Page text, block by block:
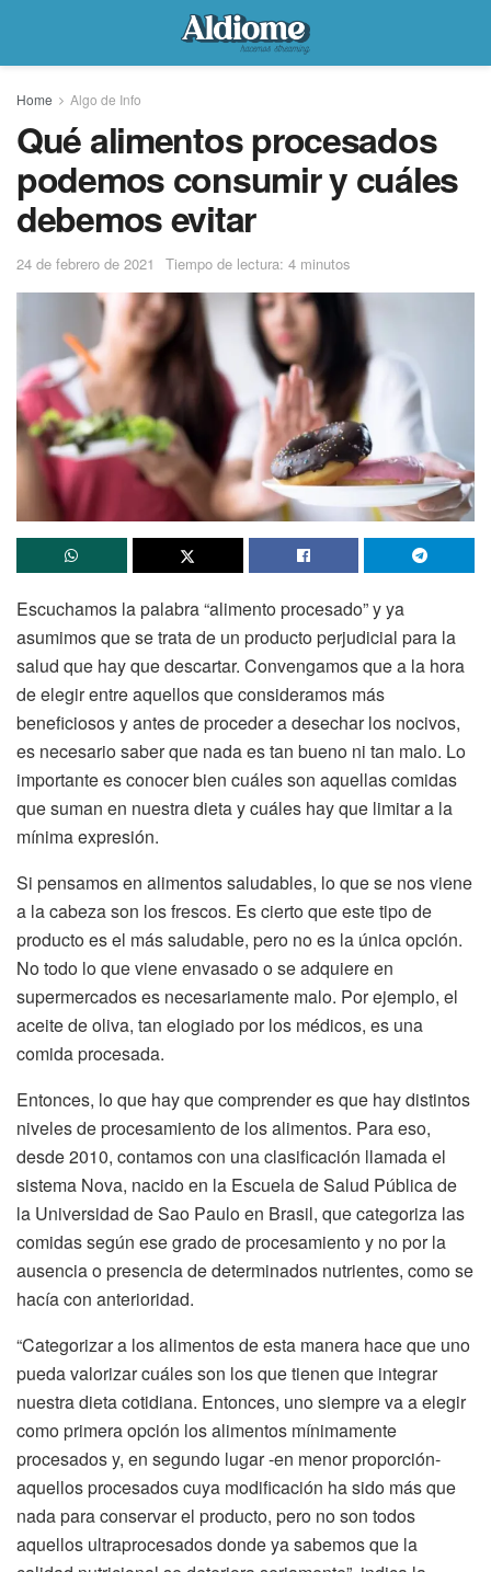
Home Algo de Info
Qué alimentos procesados
podemos consumir y cuáles
debemos evitar
24 de febrero de 2021 Tiempo de lectura: 4 minutos
Escuchamos la palabra “alimento procesado” y ya
asumimos que se trata de un producto perjudicial para la
salud que hay que descartar. Convengamos que a la hora
de elegir entre aquellos que consideramos más
beneficiosos y antes de proceder a desechar los nocivos,
es necesario saber que nada es tan bueno ni tan malo. Lo
importante es conocer bien cuáles son aquellas comidas
que suman en nuestra dieta y cuáles hay que limitar a la
mínima expresión.
Si pensamos en alimentos saludables, lo que se nos viene
a la cabeza son los frescos. Es cierto que este tipo de
producto es el más saludable, pero no es la única opción.
No todo lo que viene envasado o se adquiere en
supermercados es necesariamente malo. Por ejemplo, el
aceite de oliva, tan elogiado por los médicos, es una
comida procesada.
Entonces, lo que hay que comprender es que hay distintos
niveles de procesamiento de los alimentos. Para eso,
desde 2010, contamos con una clasificación llamada el
sistema Nova, nacido en la Escuela de Salud Pública de
la Universidad de Sao Paulo en Brasil, que categoriza las
comidas según ese grado de procesamiento y no por la
ausencia o presencia de determinados nutrientes, como se
hacía con anterioridad.
“Categorizar a los alimentos de esta manera hace que uno
pueda valorizar cuáles son los que tienen que integrar
nuestra dieta cotidiana. Entonces, uno siempre va a elegir
como primera opción los alimentos mínimamente
procesados y, en segundo lugar -en menor proporción-
aquellos procesados cuya modificación ha sido más que
nada para conservar el producto, pero no son todos
aquellos ultraprocesados donde ya sabemos que la